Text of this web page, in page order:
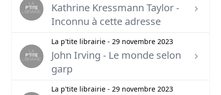
Kathrine Kressmann Taylor -
Inconnu à cette adresse
La p'tite librairie - 29 novembre 2023
John Irving - Le monde selon
garp
La p'tite librairie - 29 novembre 2023